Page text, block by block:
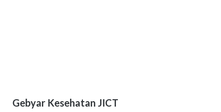
Gebyar Kesehatan JICT